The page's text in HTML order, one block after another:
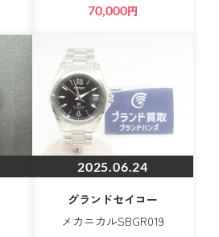
70,000円
2025.06.24
グランドセイコー
メカニカルSBGR019